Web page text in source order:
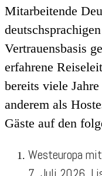
Mitarbeitende
Vertrauensbasis
erfahrene
bereits viele
anderem als
Gäste auf den
Westeuropa